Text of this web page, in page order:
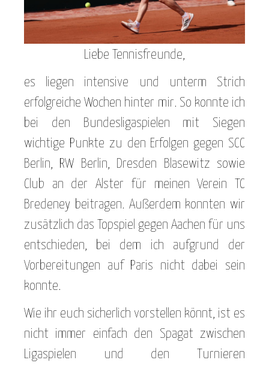
Liebe Tennisfreunde,
es liegen intensive und unterm Strich
erfolgreiche Wochen hinter mir. So konnte ich
bei den Bundesligaspielen mit Siegen
wichtige Punkte zu den Erfolgen gegen SCC
Berlin, RW Berlin, Dresden Blasewitz sowie
Club an der Alster für meinen Verein TC
Bredeney beitragen. Außerdem konnten wir
zusätzlich das Topspiel gegen Aachen für uns
entschieden, bei dem ich aufgrund der
Vorbereitungen auf Paris nicht dabei sein
konnte.
Wie ihr euch sicherlich vorstellen könnt, ist es
nicht immer einfach den Spagat zwischen
Ligaspielen und den Turnieren